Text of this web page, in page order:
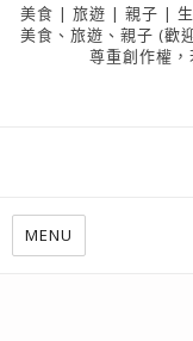
美食 | 旅遊 | 親子 |
美食、旅遊、親子 (歡
尊重創作權
MENU